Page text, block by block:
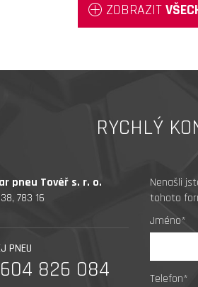
ZOBRAZIT
RYCHLÝ
pneu Tovéř s. r. o.
783 16
PNEU
604 826 084
Nenašli
tohoto
Jméno*
Telefon*